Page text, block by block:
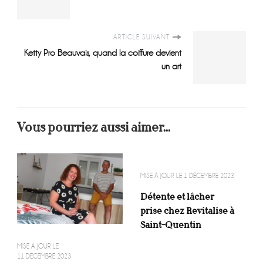
ARTICLE SUIVANT
Ketty Pro Beauvais, quand la coiffure devient
un art
Vous pourriez aussi aimer...
MISE À JOUR LE
11 DÉCEMBRE 2023
MISE À JOUR LE 1 DÉCEMBRE 2023
Détente et lâcher
prise chez Revitalise à
Saint-Quentin